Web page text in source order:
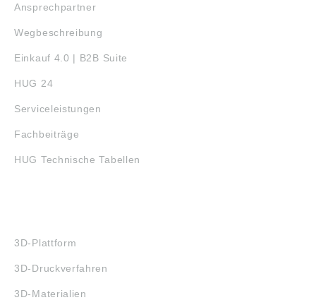
Ansprechpartner
Wegbeschreibung
Einkauf 4.0 | B2B Suite
HUG 24
Serviceleistungen
Fachbeiträge
HUG Technische Tabellen
3D-Plattform
3D-Druckverfahren
3D-Materialien